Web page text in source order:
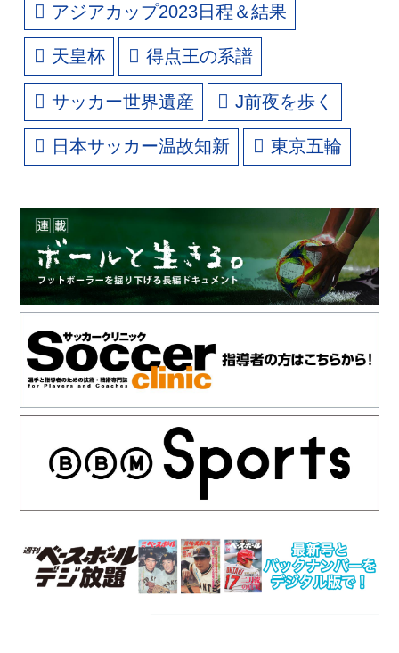
アジアカップ2023日程＆結果
天皇杯 得点王の系譜
サッカー世界遺産 J前夜を歩く
日本サッカー温故知新 東京五輪